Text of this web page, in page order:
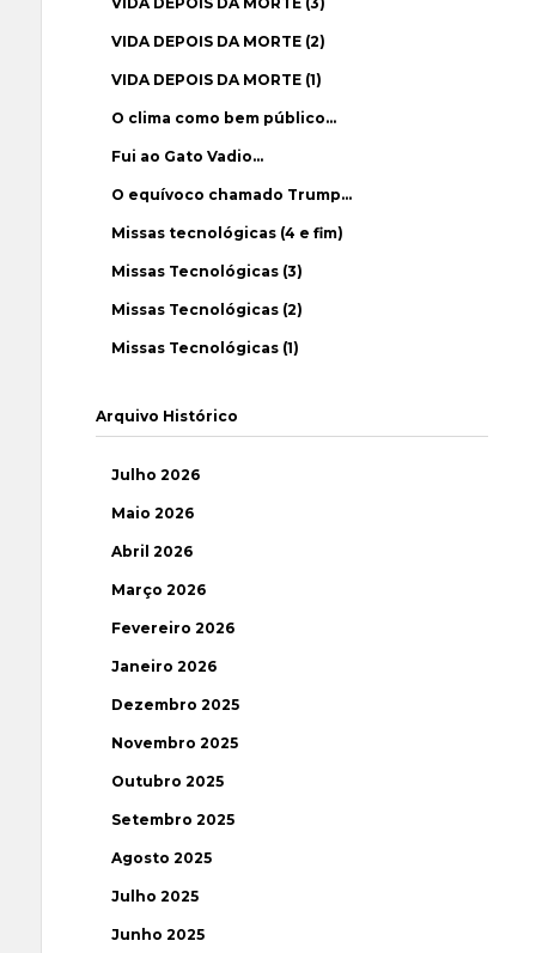
VIDA DEPOIS DA MORTE (2)
VIDA DEPOIS DA MORTE (1)
O clima como bem público…
Fui ao Gato Vadio…
O equívoco chamado Trump…
Missas tecnológicas (4 e fim)
Missas Tecnológicas (3)
Missas Tecnológicas (2)
Missas Tecnológicas (1)
Arquivo Histórico
Julho 2026
Maio 2026
Abril 2026
Março 2026
Fevereiro 2026
Janeiro 2026
Dezembro 2025
Novembro 2025
Outubro 2025
Setembro 2025
Agosto 2025
Julho 2025
Junho 2025